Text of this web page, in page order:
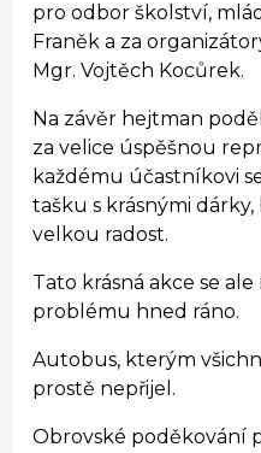
pro odbor školství,
Franěk a za
Mgr. Vojtěch Kocůrek.
Na závěr hejtman
za velice úspěšnou
každému účastníkovi
tašku s krásnými
velkou radost.
Tato krásná akce se
problému hned ráno.
Autobus, kterým
prostě nepřijel.
Obrovské poděkování